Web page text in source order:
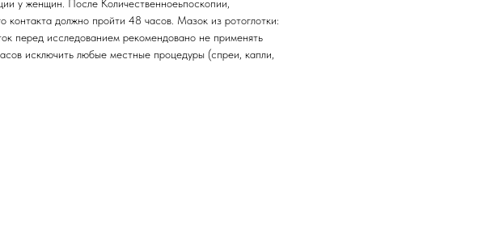
у женщин. После Количественноеьпоскопии,
контакта должно пройти 48 часов. Мазок из ротоглотки:
перед исследованием рекомендовано не применять
исключить любые местные процедуры (спреи, капли,